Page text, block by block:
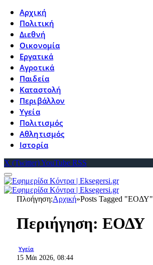
Αρχική
Πολιτική
Διεθνή
Οικονομία
Εργατικά
Αγροτικά
Παιδεία
Καταστολή
Περιβάλλον
Υγεία
Πολιτισμός
Αθλητισμός
Ιστορία
X (Twitter)YouTube RSS
Πλοήγηση:Αρχική»Posts Tagged "ΕΟΔΥ"
Περιήγηση: ΕΟΔΥ
Υγεία
15 Μάι 2026, 08:44